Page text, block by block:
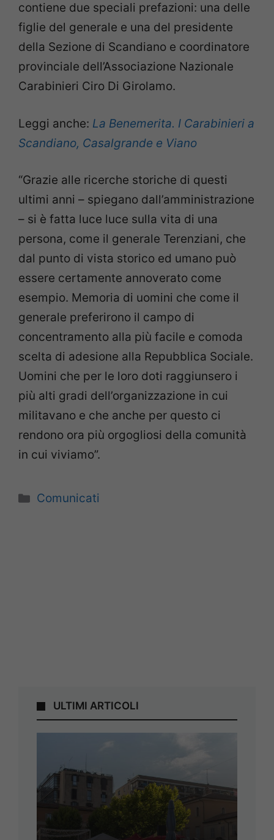
contiene due speciali prefazioni: una delle
figlie del generale e una del presidente
della Sezione di Scandiano e coordinatore
provinciale dell’Associazione Nazionale
Carabinieri Ciro Di Girolamo.
Leggi anche: La Benemerita. I Carabinieri a
Scandiano, Casalgrande e Viano
“Grazie alle ricerche storiche di questi
ultimi anni – spiegano dall’amministrazione
– si è fatta luce luce sulla vita di una
persona, come il generale Terenziani, che
dal punto di vista storico ed umano può
essere certamente annoverato come
esempio. Memoria di uomini che come il
generale preferirono il campo di
concentramento alla più facile e comoda
scelta di adesione alla Repubblica Sociale.
Uomini che per le loro doti raggiunsero i
più alti gradi dell’organizzazione in cui
militavano e che anche per questo ci
rendono ora più orgogliosi della comunità
in cui viviamo”.
Categorie
Comunicati
ULTIMI ARTICOLI